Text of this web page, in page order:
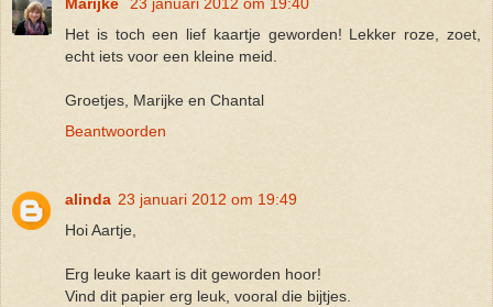
Marijke
23 januari 2012 om 19:40
Het is toch een lief kaartje geworden! Lekker roze, zoet,
echt iets voor een kleine meid.
Groetjes, Marijke en Chantal
Beantwoorden
alinda 23 januari 2012 om 19:49
Hoi Aartje,
Erg leuke kaart is dit geworden hoor!
Vind dit papier erg leuk, vooral die bijtjes.